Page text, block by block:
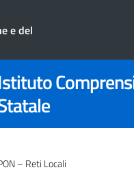
e del
– Reti Locali